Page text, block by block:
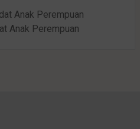
Anak Perempuan